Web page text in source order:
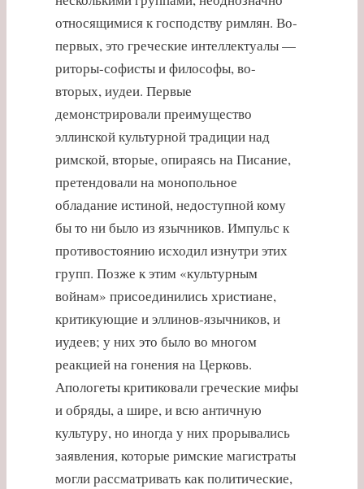
относящимися к господству римлян. Во-
первых, это греческие интеллектуалы —
риторы-софисты и философы, во-
вторых, иудеи. Первые
демонстрировали преимущество
эллинской культурной традиции над
римской, вторые, опираясь на Писание,
претендовали на монопольное
обладание истиной, недоступной кому
бы то ни было из язычников. Импульс к
противостоянию исходил изнутри этих
групп. Позже к этим «культурным
войнам» присоединились христиане,
критикующие и эллинов-язычников, и
иудеев; у них это было во многом
реакцией на гонения на Церковь.
Апологеты критиковали греческие мифы
и обряды, а шире, и всю античную
культуру, но иногда у них прорывались
заявления, которые римские магистраты
могли рассматривать как политические,